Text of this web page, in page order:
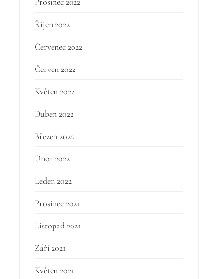
Říjen 2022
Červenec 2022
Červen 2022
Květen 2022
Duben 2022
Březen 2022
Únor 2022
Leden 2022
Prosinec 2021
Listopad 2021
Září 2021
Květen 2021